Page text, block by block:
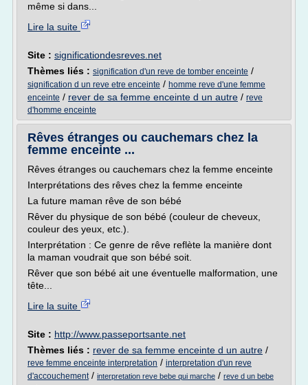
même si dans...
Lire la suite
Site : significationdesreves.net
Thèmes liés : signification d'un reve de tomber enceinte /
signification d un reve etre enceinte / homme reve d'une femme
enceinte / rever de sa femme enceinte d un autre / reve
d'homme enceinte
Rêves étranges ou cauchemars chez la
femme enceinte ...
Rêves étranges ou cauchemars chez la femme enceinte
Interprétations des rêves chez la femme enceinte
La future maman rêve de son bébé
Rêver du physique de son bébé (couleur de cheveux,
couleur des yeux, etc.).
Interprétation : Ce genre de rêve reflète la manière dont
la maman voudrait que son bébé soit.
Rêver que son bébé ait une éventuelle malformation, une
tête...
Lire la suite
Site : http://www.passeportsante.net
Thèmes liés : rever de sa femme enceinte d un autre /
reve femme enceinte interpretation / interpretation d'un reve
d'accouchement/ interpretation reve bebe qui marche / reve d un bebe